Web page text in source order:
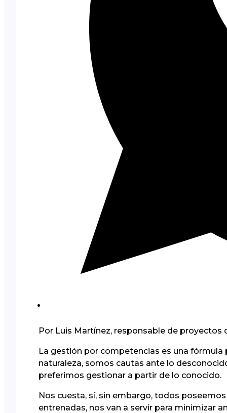
Por Luis Martínez, responsable de proyectos
La gestión por competencias es una fórmula
naturaleza, somos cautas ante lo
preferimos gestionar a partir de lo conocido.
Nos cuesta, sí, sin embargo, todos
entrenadas, nos van a servir para minimizar